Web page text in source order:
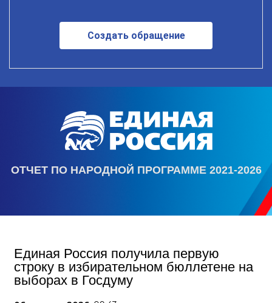
Создать обращение
ОТЧЕТ ПО НАРОДНОЙ ПРОГРАММЕ 2021-2026
Единая Россия получила первую
строку в избирательном бюллетене на
выборах в Госдуму